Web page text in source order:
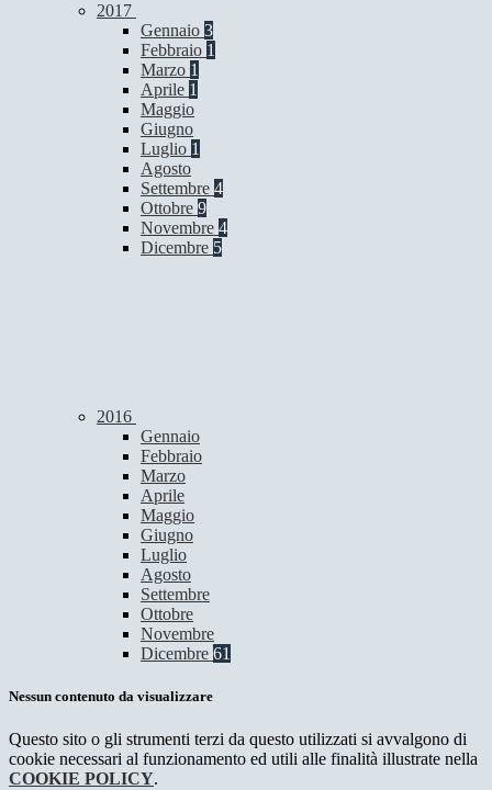
2017
Gennaio 3
Febbraio 1
Marzo 1
Aprile 1
Maggio
Giugno
Luglio 1
Agosto
Settembre 4
Ottobre 9
Novembre 4
Dicembre 5
2016
Gennaio
Febbraio
Marzo
Aprile
Maggio
Giugno
Luglio
Agosto
Settembre
Ottobre
Novembre
Dicembre 61
Nessun contenuto da visualizzare
Questo sito o gli strumenti terzi da questo utilizzati si avvalgono di
cookie necessari al funzionamento ed utili alle finalità illustrate nella
COOKIE POLICY.